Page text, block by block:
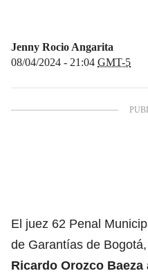
Jenny Rocio Angarita
08/04/2024 - 21:04 GMT-5
El juez 62 Penal
de Garantías de Bogotá,
Ricardo Orozco Baeza